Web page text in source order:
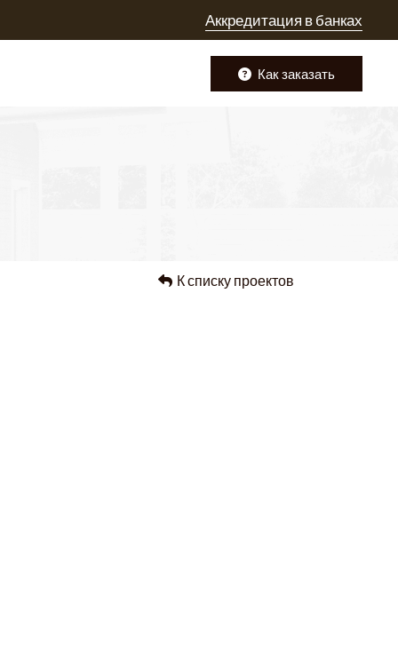
Аккредитация в банках
Как заказать
К списку проектов